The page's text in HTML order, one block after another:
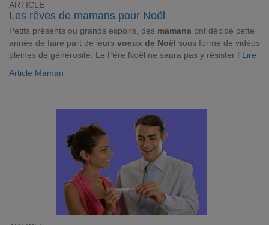
ARTICLE
Les rêves de mamans pour Noël
Petits présents ou grands espoirs, des mamans ont décidé cette
année de faire part de leurs voeux de Noël sous forme de vidéos
pleines de générosité. Le Père Noël ne saura pas y résister ! Lire
Article Maman